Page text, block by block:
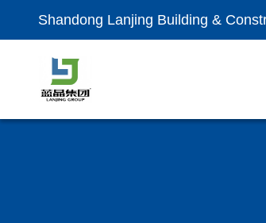
Shandong Lanjing Building &